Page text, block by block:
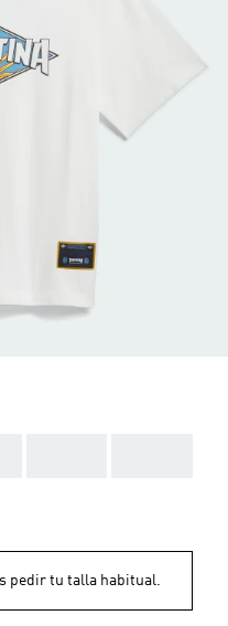
pedir tu talla habitual.